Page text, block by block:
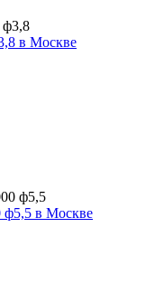
в Москве
ф5,5 в Москве